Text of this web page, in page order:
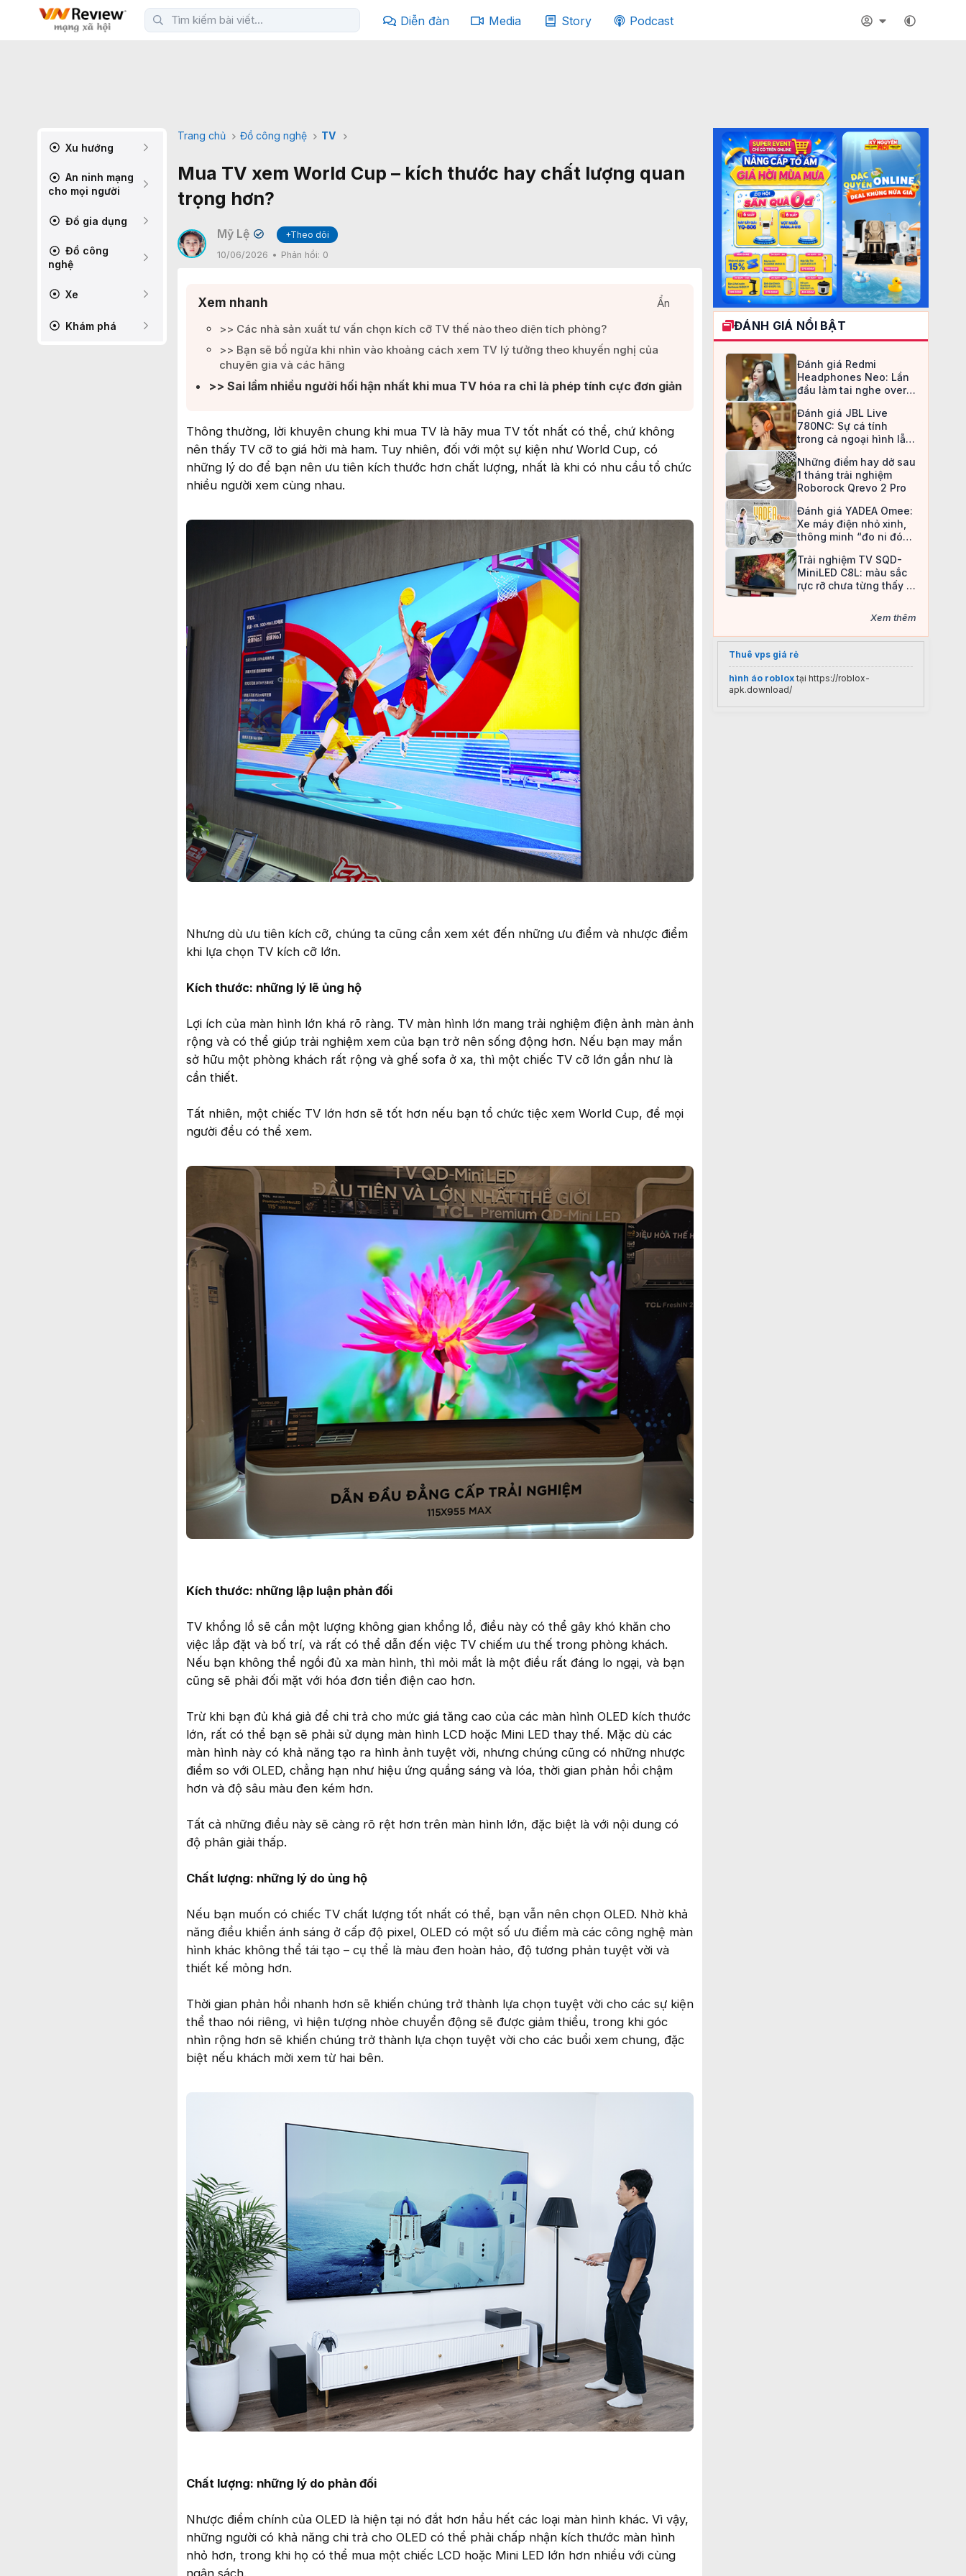
Diễn đàn Media Story Podcast
Xu hướng
An ninh mạng
cho mọi người
Đồ gia dụng
Đồ công
nghệ
Xe
Khám phá
Trang chủ Đồ công nghệ TV
Mua TV xem World Cup – kích thước hay chất lượng quan
trọng hơn?
Mỹ Lệ ✔
+Theo dõi
10/06/2026
Phản hồi: 0
Xem nhanh
Ẩn
>> Các nhà sản xuất tư vấn chọn kích cỡ TV thế nào theo diện tích phòng?​
>> Bạn sẽ bổ ngửa khi nhìn vào khoảng cách xem TV lý tưởng theo khuyến nghị của
chuyên gia và các hãng​
>> Sai lầm nhiều người hối hận nhất khi mua TV hóa ra chỉ là phép tính cực đơn giản​
Thông thường, lời khuyên chung khi mua TV là hãy mua TV tốt nhất có thể, chứ không
nên thấy TV cỡ to giá hời mà ham. Tuy nhiên, đối với một sự kiện như World Cup, có
những lý do để bạn nên ưu tiên kích thước hơn chất lượng, nhất là khi có nhu cầu tổ chức
nhiều người xem cùng nhau.
Nhưng dù ưu tiên kích cỡ, chúng ta cũng cần xem xét đến những ưu điểm và nhược điểm
khi lựa chọn TV kích cỡ lớn.
Kích thước: những lý lẽ ủng hộ
Lợi ích của màn hình lớn khá rõ ràng. TV màn hình lớn mang trải nghiệm điện ảnh màn ảnh
rộng và có thể giúp trải nghiệm xem của bạn trở nên sống động hơn. Nếu bạn may mắn
sở hữu một phòng khách rất rộng và ghế sofa ở xa, thì một chiếc TV cỡ lớn gần như là
cần thiết.
Tất nhiên, một chiếc TV lớn hơn sẽ tốt hơn nếu bạn tổ chức tiệc xem World Cup, để mọi
người đều có thể xem.
Kích thước: những lập luận phản đối
TV khổng lồ sẽ cần một lượng không gian khổng lồ, điều này có thể gây khó khăn cho
việc lắp đặt và bố trí, và rất có thể dẫn đến việc TV chiếm ưu thế trong phòng khách.
Nếu bạn không thể ngồi đủ xa màn hình, thì mỏi mắt là một điều rất đáng lo ngại, và bạn
cũng sẽ phải đối mặt với hóa đơn tiền điện cao hơn.
Trừ khi bạn đủ khá giả để chi trả cho mức giá tăng cao của các màn hình OLED kích thước
lớn, rất có thể bạn sẽ phải sử dụng màn hình LCD hoặc Mini LED thay thế. Mặc dù các
màn hình này có khả năng tạo ra hình ảnh tuyệt vời, nhưng chúng cũng có những nhược
điểm so với OLED, chẳng hạn như hiệu ứng quầng sáng và lóa, thời gian phản hồi chậm
hơn và độ sâu màu đen kém hơn.
Tất cả những điều này sẽ càng rõ rệt hơn trên màn hình lớn, đặc biệt là với nội dung có
độ phân giải thấp.
Chất lượng: những lý do ủng hộ
Nếu bạn muốn có chiếc TV chất lượng tốt nhất có thể, bạn vẫn nên chọn OLED. Nhờ khả
năng điều khiển ánh sáng ở cấp độ pixel, OLED có một số ưu điểm mà các công nghệ màn
hình khác không thể tái tạo – cụ thể là màu đen hoàn hảo, độ tương phản tuyệt vời và
thiết kế mỏng hơn.
Thời gian phản hồi nhanh hơn sẽ khiến chúng trở thành lựa chọn tuyệt vời cho các sự kiện
thể thao nói riêng, vì hiện tượng nhòe chuyển động sẽ được giảm thiểu, trong khi góc
nhìn rộng hơn sẽ khiến chúng trở thành lựa chọn tuyệt vời cho các buổi xem chung, đặc
biệt nếu khách mời xem từ hai bên.
Chất lượng: những lý do phản đối
Nhược điểm chính của OLED là hiện tại nó đắt hơn hầu hết các loại màn hình khác. Vì vậy,
những người có khả năng chi trả cho OLED có thể phải chấp nhận kích thước màn hình
nhỏ hơn, trong khi họ có thể mua một chiếc LCD hoặc Mini LED lớn hơn nhiều với cùng
ngân sách.
ĐÁNH GIÁ NỔI BẬT
Đánh giá Redmi
Headphones Neo: Lần
đầu làm tai nghe over-
an toàn
Đánh giá JBL Live
780NC: Sự cá tính
trong cả ngoại hình lẫn
Những điểm hay dở sau
1 tháng trải nghiệm
Roborock Qrevo 2 Pro
Đánh giá YADEA Omee:
Xe máy điện nhỏ xinh,
thông minh “đo ni đóng
Trải nghiệm TV SQD-
MiniLED C8L: màu sắc
rực rỡ chưa từng thấy ở
Xem thêm
Thuê vps giá rẻ
hình áo roblox tại https://roblox-
apk.download/